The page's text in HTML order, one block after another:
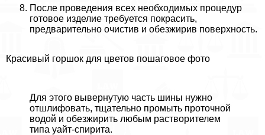
После проведения всех необходимых процедур
готовое изделие требуется покрасить,
предварительно очистив и обезжирив поверхность.
Красивый горшок для цветов пошаговое фото
Для этого вывернутую часть шины нужно
отшлифовать, тщательно промыть проточной
водой и обезжирить любым растворителем
типа уайт-спирита.